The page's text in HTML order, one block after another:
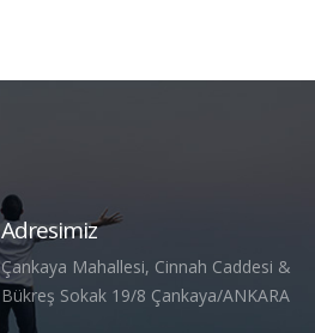
Adresimiz
Çankaya Mahallesi, Cinnah Caddesi &
Bükreş Sokak 19/8 Çankaya/ANKARA